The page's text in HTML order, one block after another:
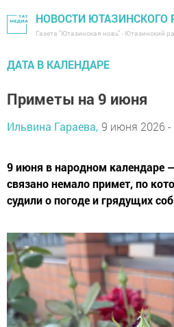
НОВОСТИ ЮТАЗИНСКОГО
Газета "Ютазинская новь" - Ютазинский
ДАТА В КАЛЕНДАРЕ
Приметы на 9 июня
Ильвина Гараева, 9 июня 2026 -
9 июня в народном календаре
связано немало примет, по
судили о погоде и грядущих